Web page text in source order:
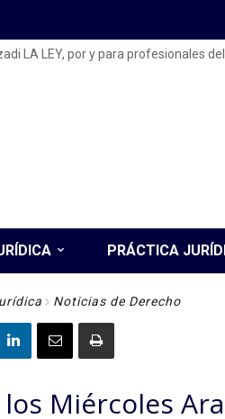
LA LEY, por y para profesionales
PRÁCTICA
Noticias de Derecho
los Miércoles